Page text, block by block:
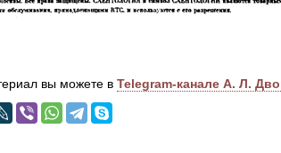
вы можете в Telegram-канале А. Л.